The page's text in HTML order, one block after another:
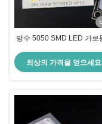
방수 5050 SMD LED 가로
함)
최상의 가격을 얻으세요